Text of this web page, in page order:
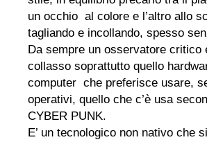
un occhio al colore e l’altro allo
tagliando e incollando, spesso
Da sempre un osservatore
collasso soprattutto quello
computer che preferisce usare,
operativi, quello che c’è usa
CYBER PUNK.
E’ un tecnologico non nativo che